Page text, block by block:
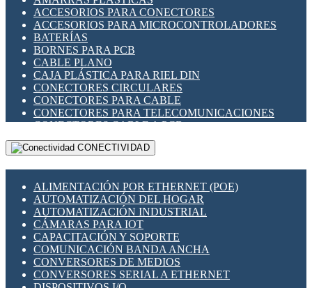
INDICADORES PARA PANEL
INTERFACES DE RELÉ
INTERRUPTORES FIN DE CARRERA
LLAVES CONMUTADORAS
MEDIDORES DE ENERGÍA Y TC'S DE CORRIENTE
MOTORES PASO A PASO
PANTALLAS HMI
PLC -CONTROLADORES LÓGICO PROGRAMABLES
PROGRAMADORES DE HORARIO
RELÉS DE PROTECCIÓN
SENSORES CAPACITIVOS
SENSORES INDUCTIVOS
TEMPORIZADORES
VARIACS
VARIADORES DE FRECUENCIA [VDF]
SECCIONADORES - INTERRUPTORES
MAQUINARIA
ACCESORIOS PARA CONECTORES
ACCESORIOS PARA MICROCONTROLADORES
BATERÍAS
BORNES PARA PCB
CABLE PLANO
CAJA PLÁSTICA PARA RIEL DIN
CONECTORES CIRCULARES
CONECTORES PARA CABLE
CONECTORES PARA TELECOMUNICACIONES
CONECTORES CABLE A PCB
CONECTORES PCB A CABLE
DIP SWITCHES
HERRAMIENTAS VARIAS
ILUMINACIÓN LED
INTERRUPTORES REED
INTERFACES DE RELÉ
OTROS RELÉS
PROTECCIÓN TÉRMICA
RELÉS AUTOMOTRICES
RELÉS DE SEÑAL
CONECTIVIDAD
ALIMENTACIÓN POR ETHERNET (POE)
AUTOMATIZACIÓN DEL HOGAR
AUTOMATIZACIÓN INDUSTRIAL
CÁMARAS PARA IOT
CAPACITACIÓN Y SOPORTE
COMUNICACIÓN BANDA ANCHA
CONVERSORES DE MEDIOS
CONVERSORES SERIAL A ETHERNET